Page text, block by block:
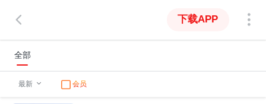
下载APP
全部
最新 会员